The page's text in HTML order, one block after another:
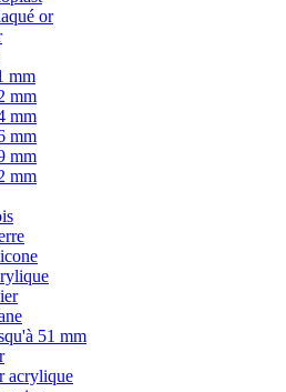
or
mm
mm
mm
mm
mm
mm
51 mm
acrylique